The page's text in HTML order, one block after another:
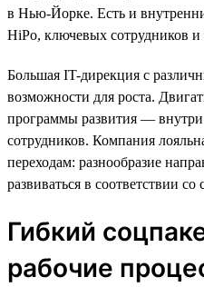
в Нью-Йорке. Есть и
HiPo, ключевых сотрудников и
Большая IT-дирекция с
возможности для роста.
программы развития —
сотрудников. Компания
переходам: разнообразие
развиваться в соответствии
Гибкий
рабочие